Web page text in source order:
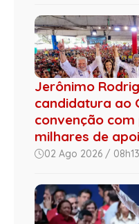
Jerônimo
candidatura ao
convenção com
milhares de
02 Ago 2026 / 08h13